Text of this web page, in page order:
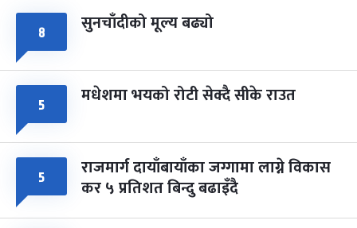
८ सुनचाँदीको मूल्य बढ्यो
५ मधेशमा भयको रोटी सेक्दै सीके राउत
५ राजमार्ग दायाँबायाँका जग्गामा लाग्ने विकास
कर ५ प्रतिशत बिन्दु बढाइँदै